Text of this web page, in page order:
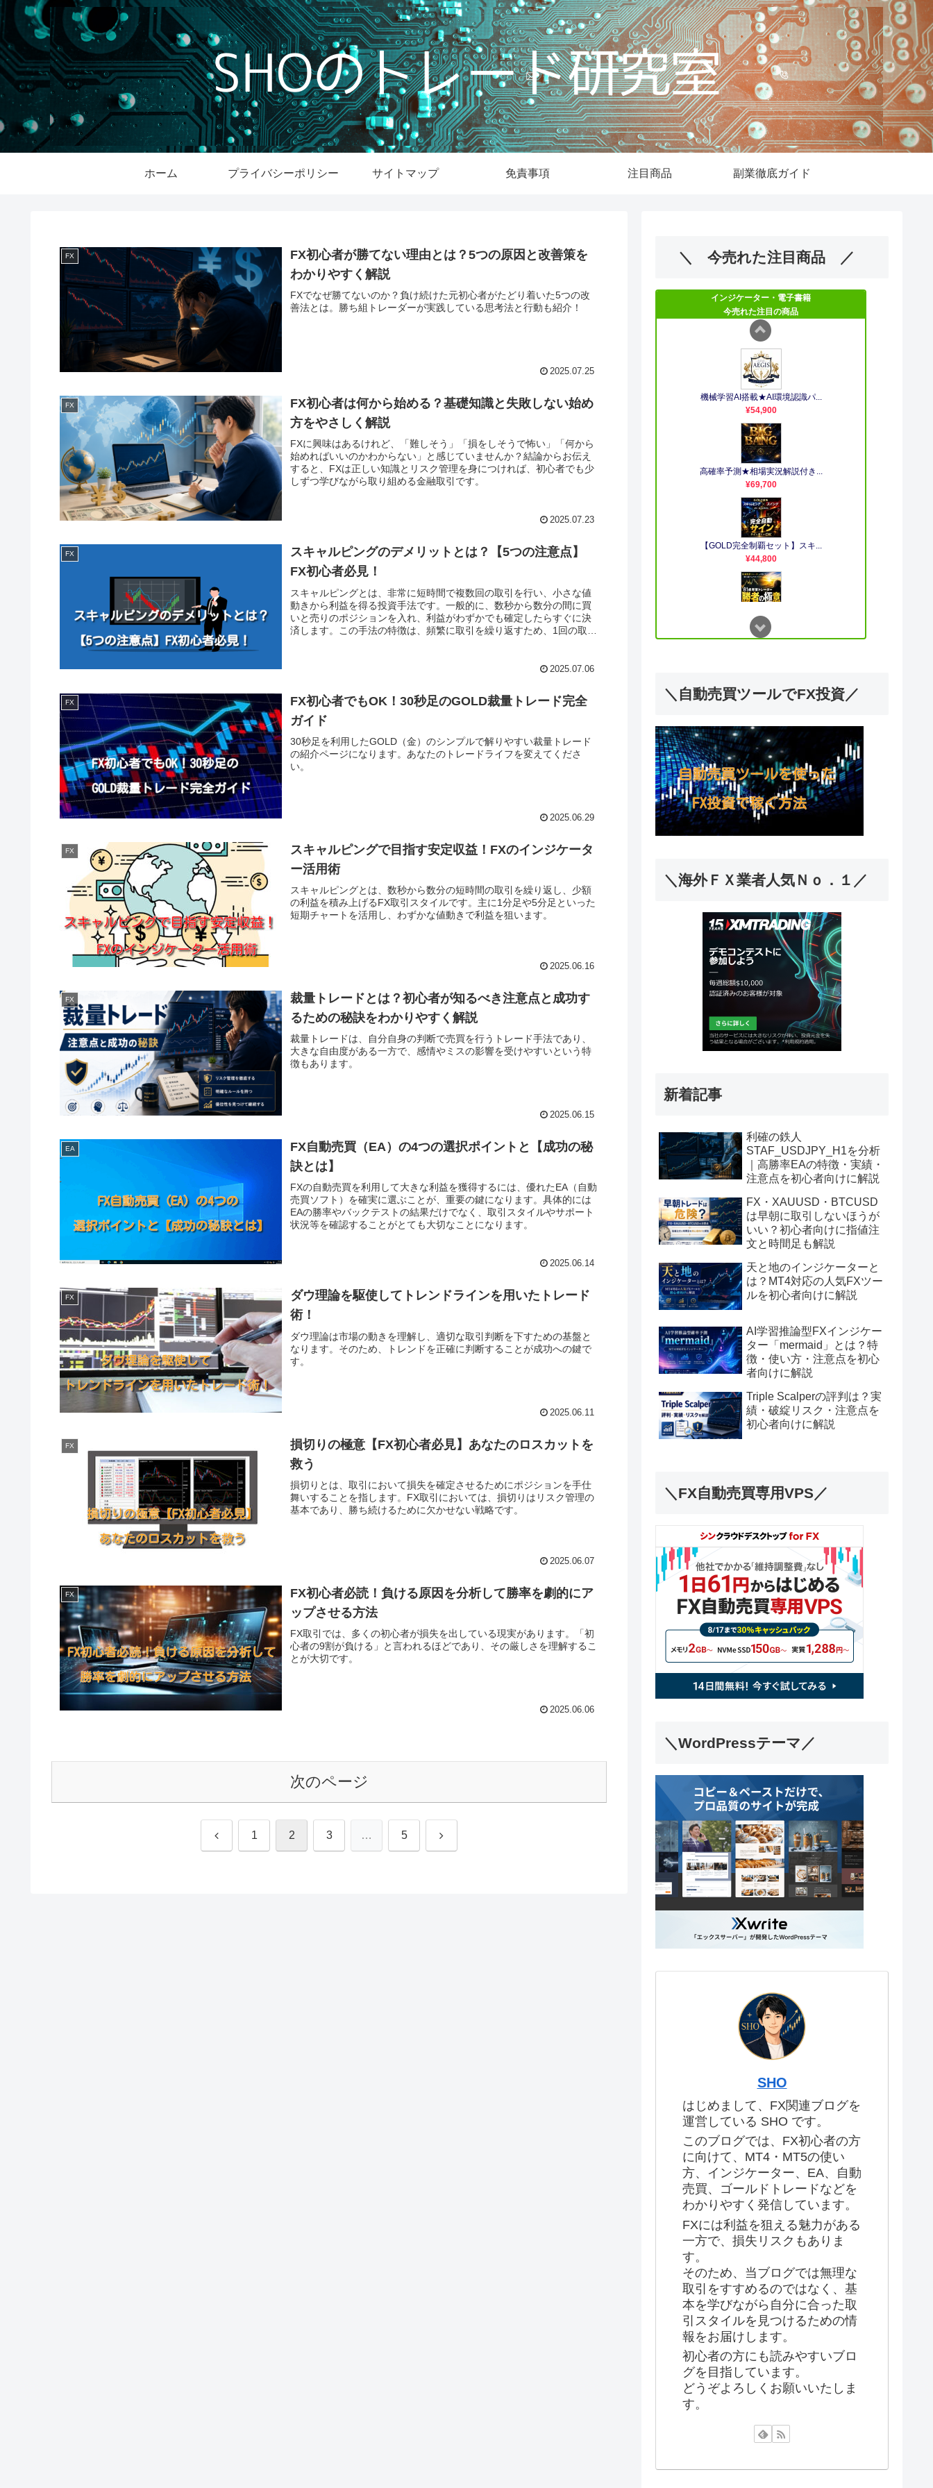
ホーム プライバシーポリシー サイトマップ 免責事項 注目商品 副業徹底ガイド
FX
FX初心者が勝てない理由とは？5つの原因と改善策を
わかりやすく解説
FXでなぜ勝てないのか？負け続けた元初心者がたどり着いた5つの改
善法とは。勝ち組トレーダーが実践している思考法と行動も紹介！
2025.07.25
FX
FX初心者は何から始める？基礎知識と失敗しない始め
方をやさしく解説
FXに興味はあるけれど、「難しそう」「損をしそうで怖い」「何から
始めればいいのかわからない」と感じていませんか？結論からお伝え
すると、FXは正しい知識とリスク管理を身につければ、初心者でも少
しずつ学びながら取り組める金融取引です。
2025.07.23
FX
スキャルピングのデメリットとは？【5つの注意点】
FX初心者必見！
スキャルピングとは、非常に短時間で複数回の取引を行い、小さな値
動きから利益を得る投資手法です。一般的に、数秒から数分の間に買
いと売りのポジションを入れ、利益がわずかでも確定したらすぐに決
済します。この手法の特徴は、頻繁に取引を繰り返すため、1回の取引
2025.07.06
FX
FX初心者でもOK！30秒足のGOLD裁量トレード完全
ガイド
30秒足を利用したGOLD（金）のシンプルで解りやすい裁量トレード
の紹介ページになります。あなたのトレードライフを変えてくださ
い。
2025.06.29
FX
スキャルピングで目指す安定収益！FXのインジケータ
ー活用術
スキャルピングとは、数秒から数分の短時間の取引を繰り返し、少額
の利益を積み上げるFX取引スタイルです。主に1分足や5分足といった
短期チャートを活用し、わずかな値動きで利益を狙います。
2025.06.16
FX
裁量トレードとは？初心者が知るべき注意点と成功す
るための秘訣をわかりやすく解説
裁量トレードは、自分自身の判断で売買を行うトレード手法であり、
大きな自由度がある一方で、感情やミスの影響を受けやすいという特
徴もあります。
2025.06.15
EA
FX自動売買（EA）の4つの選択ポイントと【成功の秘
訣とは】
FXの自動売買を利用して大きな利益を獲得するには、優れたEA（自動
売買ソフト）を確実に選ぶことが、重要の鍵になります。具体的には
EAの勝率やバックテストの結果だけでなく、取引スタイルやサポート
状況等を確認することがとても大切なことになります。
2025.06.14
FX
ダウ理論を駆使してトレンドラインを用いたトレード
術！
ダウ理論は市場の動きを理解し、適切な取引判断を下すための基盤と
なります。そのため、トレンドを正確に判断することが成功への鍵で
す。
2025.06.11
FX
損切りの極意【FX初心者必見】あなたのロスカットを
救う
損切りとは、取引において損失を確定させるためにポジションを手仕
舞いすることを指します。FX取引においては、損切りはリスク管理の
基本であり、勝ち続けるために欠かせない戦略です。
2025.06.07
FX
FX初心者必読！負ける原因を分析して勝率を劇的にア
ップさせる方法
FX取引では、多くの初心者が損失を出している現実があります。「初
心者の9割が負ける」と言われるほどであり、その厳しさを理解するこ
とが大切です。
2025.06.06
次のページ
前 1 2 3 … 5 次
＼ 今売れた注目商品 ／
＼自動売買ツールでFX投資／
＼海外ＦＸ業者人気Ｎｏ．１／
新着記事
利確の鉄人
STAF_USDJPY_H1を分析
｜高勝率EAの特徴・実績・
注意点を初心者向けに解説
FX・XAUUSD・BTCUSD
は早朝に取引しないほうが
いい？初心者向けに指値注
文と時間足も解説
天と地のインジケーターと
は？MT4対応の人気FXツー
ルを初心者向けに解説
AI学習推論型FXインジケー
ター「mermaid」とは？特
徴・使い方・注意点を初心
者向けに解説
Triple Scalperの評判は？実
績・破綻リスク・注意点を
初心者向けに解説
＼FX自動売買専用VPS／
＼WordPressテーマ／
SHO
はじめまして、FX関連ブログを
運営している SHO です。
このブログでは、FX初心者の方
に向けて、MT4・MT5の使い
方、インジケーター、EA、自動
売買、ゴールドトレードなどを
わかりやすく発信しています。
FXには利益を狙える魅力がある
一方で、損失リスクもありま
す。
そのため、当ブログでは無理な
取引をすすめるのではなく、基
本を学びながら自分に合った取
引スタイルを見つけるための情
報をお届けします。
初心者の方にも読みやすいブロ
グを目指しています。
どうぞよろしくお願いいたしま
す。